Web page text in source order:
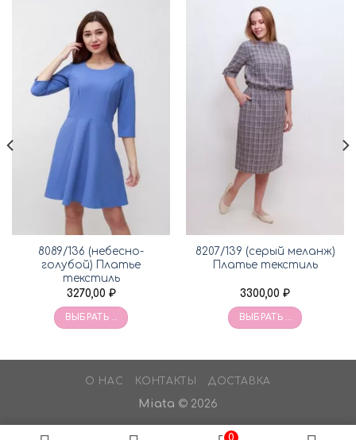
8089/136 (небесно-
голубой) Платье
текстиль
3270,00 ₽
ВЫБРАТЬ ...
8207/139 (серый меланж)
Платье текстиль
3300,00 ₽
ВЫБРАТЬ ...
О НАС КОНТАКТЫ ДОСТАВКА
Miata © 2026
0